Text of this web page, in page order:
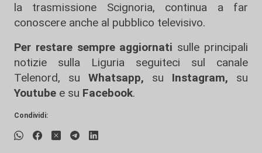
la trasmissione Scignoria, continua a far
conoscere anche al pubblico televisivo.
Per restare sempre aggiornati sulle principali
notizie sulla Liguria seguiteci sul canale
Telenord, su
Whatsapp, su Instagram, su
Youtube e su Facebook.
Condividi: